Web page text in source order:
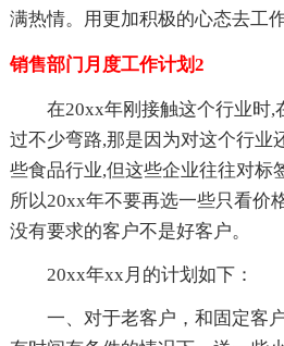
满热情。用更加积极的心态去工作
销售部门月度工作计划2
在20xx年刚接触这个行业时,
过不少弯路,那是因为对这个行业
些食品行业,但这些企业往往对标
所以20xx年不要再选一些只看价
没有要求的客户不是好客户。
20xx年xx月的计划如下：
一、对于老客户，和固定客